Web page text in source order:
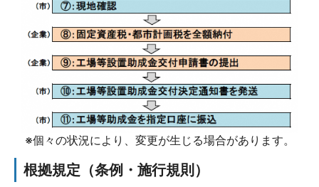
※個々の状況により、変更が生じる場合があります。
根拠規定（条例・施行規則）